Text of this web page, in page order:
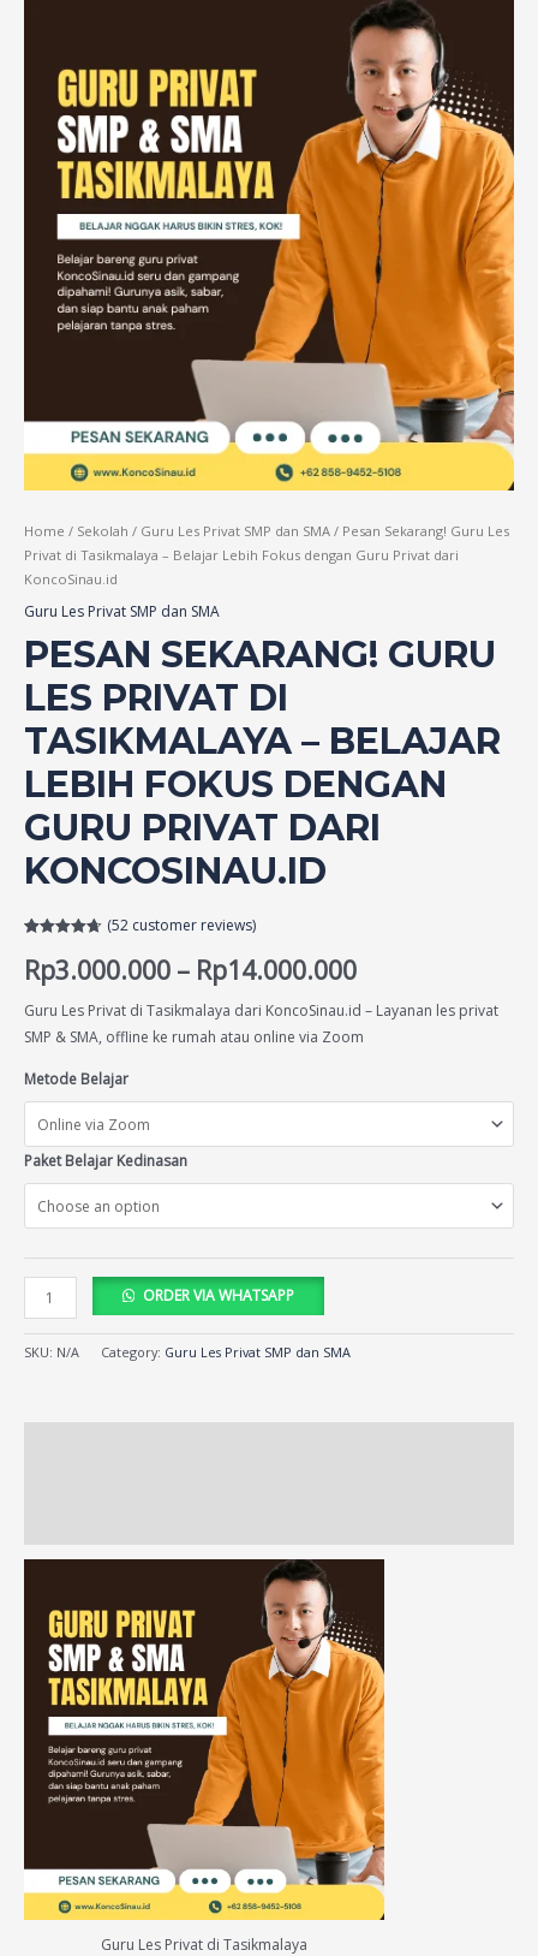
Home / Sekolah / Guru Les Privat SMP dan SMA / Pesan Sekarang! Guru Les
Privat di Tasikmalaya – Belajar Lebih Fokus dengan Guru Privat dari
KoncoSinau.id
Guru Les Privat SMP dan SMA
PESAN SEKARANG! GURU
LES PRIVAT DI
TASIKMALAYA – BELAJAR
LEBIH FOKUS DENGAN
GURU PRIVAT DARI
KONCOSINAU.ID
out of 5
based on
customer
ratings
(52customer reviews)
Rp3.000.000 – Rp14.000.000
Guru Les Privat di Tasikmalaya dari KoncoSinau.id – Layanan les privat
SMP & SMA, offline ke rumah atau online via Zoom
Metode Belajar
Paket Belajar Kedinasan
ORDER VIA WHATSAPP
SKU: N/A Category: Guru Les Privat SMP dan SMA
Guru Les Privat di Tasikmalaya